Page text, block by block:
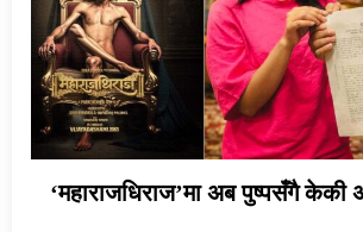
‘महाराजधिराज’मा अब पुष्पसँगै केकी